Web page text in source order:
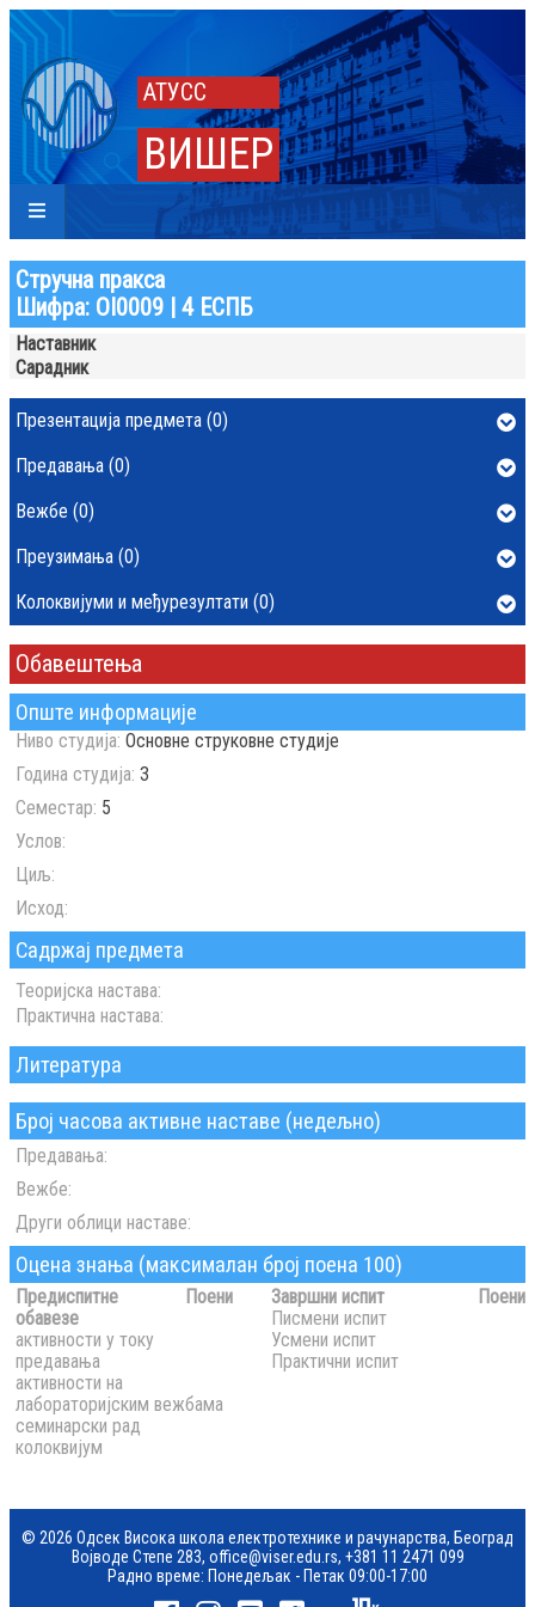
АТУСС
ВИШЕР
Стручна пракса
Шифра: ОI0009 | 4 ЕСПБ
Опште информације
Ниво студија: Основне струковне студије
Година студија: 3
Семестар: 5
Услов:
Циљ:
Исход:
Садржај предмета
Теоријска настава:
Практична настава:
Литература
Број часова активне наставе (недељно)
Предавања:
Вежбе:
Други облици наставе:
Оцена знања (максималан број поена 100)
Предиспитне
обавезе
Поени
активности у току
предавања
активности на
лабораторијским вежбама
семинарски рад
колоквијум
Завршни испит
Поени
Писмени испит
Усмени испит
Практични испит
Наставник
Сарадник
Презентација предмета (0)
Предавања (0)
Вежбе (0)
Преузимања (0)
Колоквијуми и међурезултати (0)
Обавештења
© 2026 Одсек Висока школа електротехнике и рачунарства, Београд
Војводе Степе 283, office@viser.edu.rs, +381 11 2471 099
Радно време: Понедељак - Петак 09:00-17:00